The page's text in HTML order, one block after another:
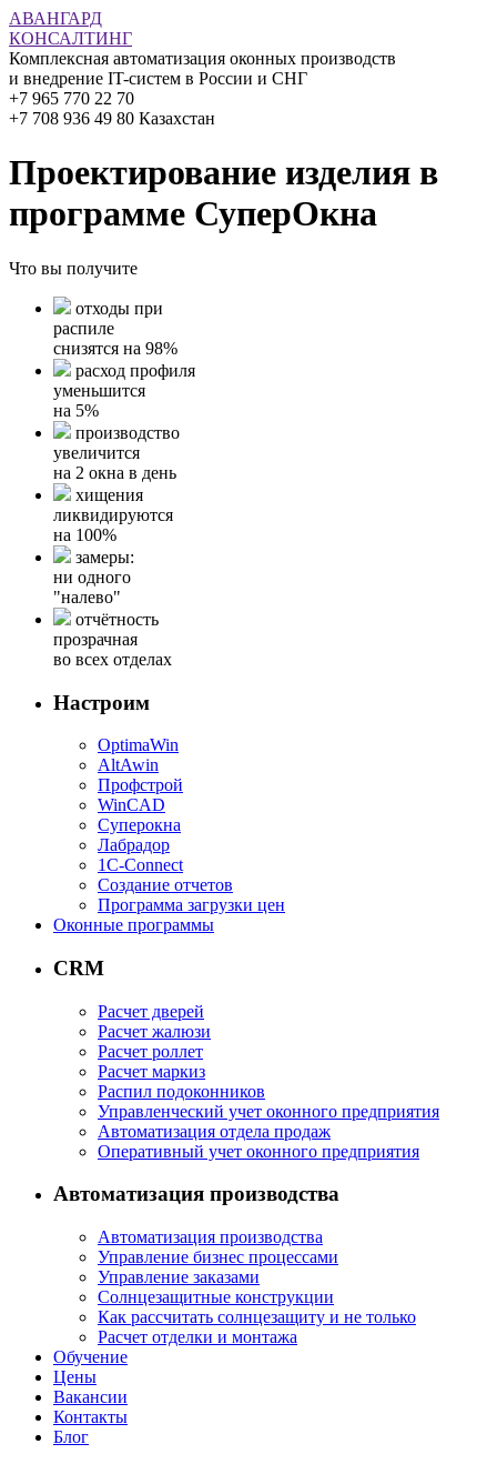
АВАНГАРД
КОНСАЛТИНГ
Комплексная автоматизация оконных производств
и внедрение IT-систем в России и СНГ
+7 965 770 22 70
+7 708 936 49 80 Казахстан
Проектирование изделия в
программе СуперОкна
Что вы получите
отходы при
распиле
снизятся на 98%
расход профиля
уменьшится
на 5%
производство
увеличится
на 2 окна в день
хищения
ликвидируются
на 100%
замеры:
ни одного
"налево"
отчётность
прозрачная
во всех отделах
Настроим
OptimaWin
AltAwin
Профстрой
WinCAD
Суперокна
Лабрадор
1С-Connect
Создание отчетов
Программа загрузки цен
Оконные программы
CRM
Расчет дверей
Расчет жалюзи
Расчет роллет
Расчет маркиз
Распил подоконников
Управленческий учет оконного предприятия
Автоматизация отдела продаж
Оперативный учет оконного предприятия
Автоматизация производства
Автоматизация производства
Управление бизнес процессами
Управление заказами
Солнцезащитные конструкции
Как рассчитать солнцезащиту и не только
Расчет отделки и монтажа
Обучение
Цены
Вакансии
Контакты
Блог